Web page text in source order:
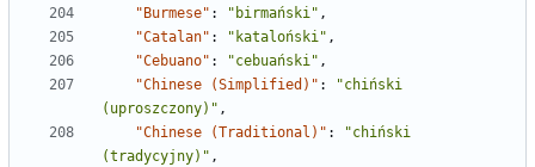
"Burmese" : "birmański" ,
"Catalan" : "kataloński" ,
"Cebuano" : "cebuański" ,
"Chinese (Simplified)" :
"chiński
(uproszczony)" ,
"Chinese (Traditional)" :
"chiński
(tradycyjny)" ,